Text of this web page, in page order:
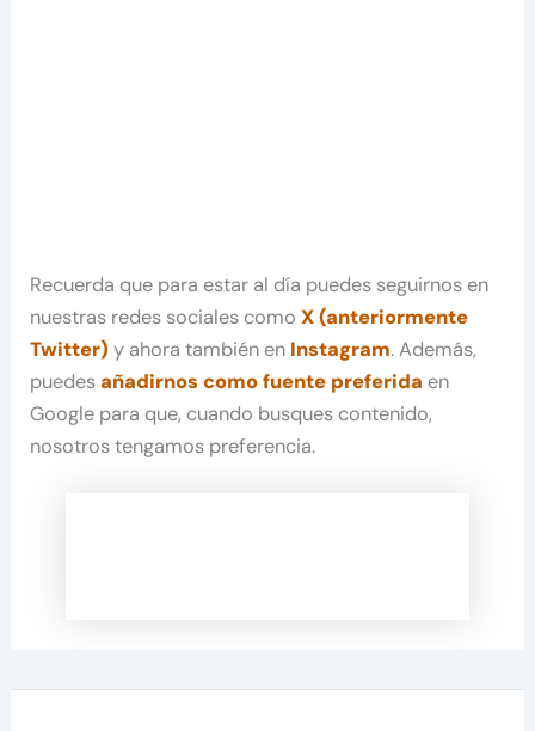
Recuerda que para estar al día puedes seguirnos en
nuestras redes sociales comoX (anteriormente
Twitter) y ahora también en Instagram. Además,
puedesañadirnos como fuente preferida en
Google para que, cuando busques contenido,
nosotros tengamos preferencia.